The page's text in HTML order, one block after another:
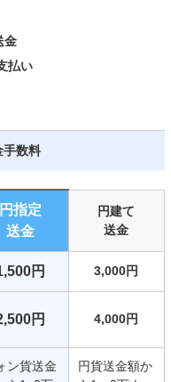
金
払い
手数料
円指定
送金
円建て
送金
円 3,000円
円 4,000円
ン貨送金
円貨送金額か